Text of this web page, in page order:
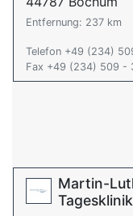
Entfernung: 237 km
Telefon +49 (234)
Fax +49 (234) 509 -
Martin-